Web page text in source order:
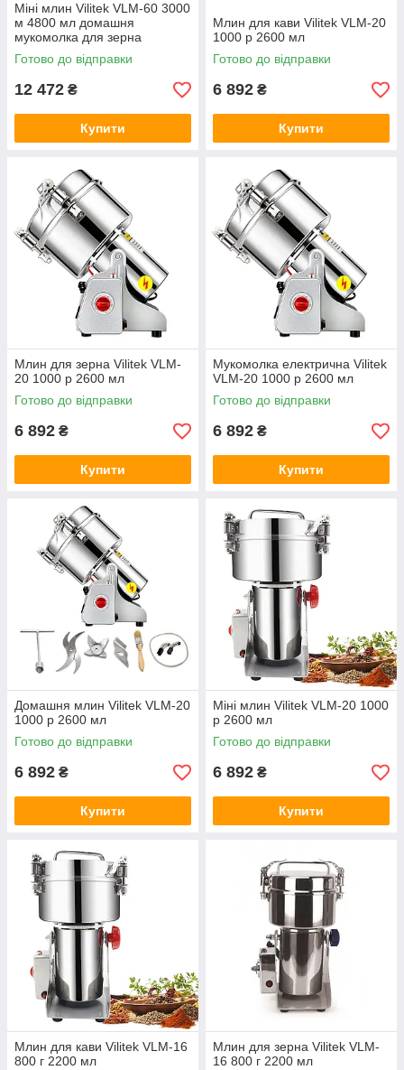
Міні млин Vilitek VLM-60 3000
м 4800 мл домашня
мукомолка для зерна
подрібнювач цукру трав кави
Готово до відправки
12 472 ₴
Купити
Млин для кави Vilitek VLM-20
1000 р 2600 мл
Готово до відправки
6 892 ₴
Купити
Млин для зерна Vilitek VLM-
20 1000 р 2600 мл
Готово до відправки
6 892 ₴
Купити
Мукомолка електрична Vilitek
VLM-20 1000 р 2600 мл
Готово до відправки
6 892 ₴
Купити
Домашня млин Vilitek VLM-20
1000 р 2600 мл
Готово до відправки
6 892 ₴
Купити
Міні млин Vilitek VLM-20 1000
р 2600 мл
Готово до відправки
6 892 ₴
Купити
Млин для кави Vilitek VLM-16
800 г 2200 мл
Млин для зерна Vilitek VLM-
16 800 г 2200 мл